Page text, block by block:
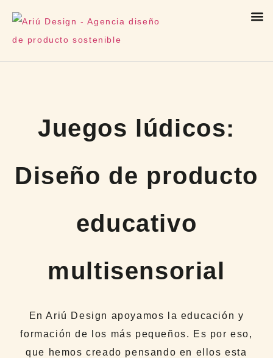
Juegos lúdicos:
Diseño de producto
educativo
multisensorial
En Ariú Design apoyamos la educación y
formación de los más pequeños. Es por eso,
que hemos creado pensando en ellos esta